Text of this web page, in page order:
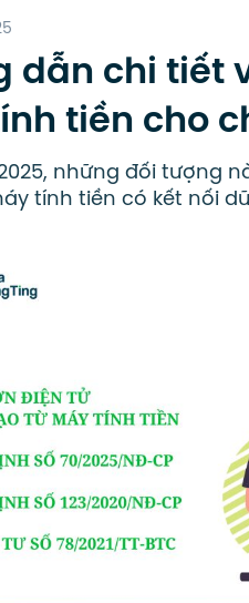
dẫn chi tiết
tiền cho
những đối tượng
tính tiền có kết nối